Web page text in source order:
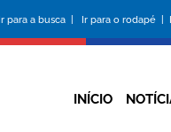
Ir para a busca | Ir para o rodapé |
INÍCIO